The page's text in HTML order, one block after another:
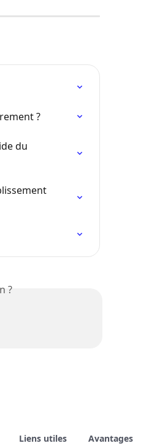
?
du
?
Liens utiles Avantages